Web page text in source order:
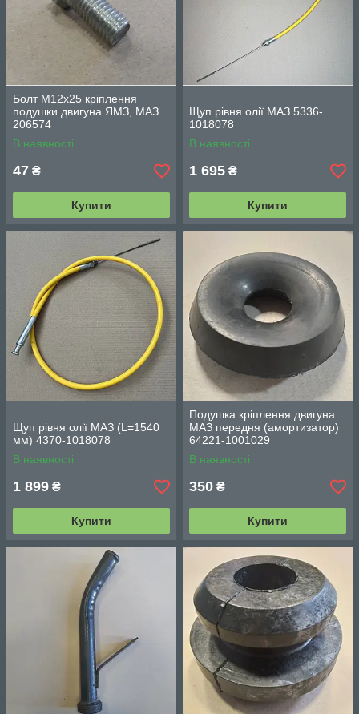
Болт М12х25 кріплення
подушки двигуна ЯМЗ, МАЗ
206574
В наявності
47 ₴
Купити
Щуп рівня олії МАЗ 5336-
1018078
В наявності
1 695 ₴
Купити
Щуп рівня олії МАЗ (L=1540
мм) 4370-1018078
В наявності
1 899 ₴
Купити
Подушка кріплення двигуна
МАЗ передня (амортизатор)
64221-1001029
В наявності
350 ₴
Купити